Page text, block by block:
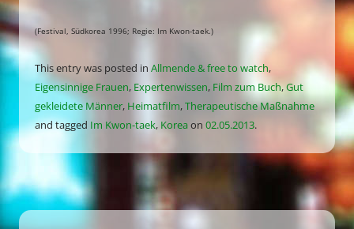
(Festival, Südkorea 1996; Regie: Im Kwon-taek.)
This entry was posted in Allmende & free to watch,
Eigensinnige Frauen, Expertenwissen, Film zum Buch,Gut
gekleidete Männer, Heimatfilm,Therapeutische Maßnahme
and tagged Im Kwon-taek, Koreaon 02.05.2013.